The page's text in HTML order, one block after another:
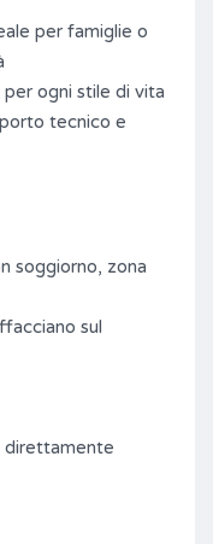
per famiglie o
per ogni stile di vita
tecnico e
soggiorno, zona
sul
direttamente